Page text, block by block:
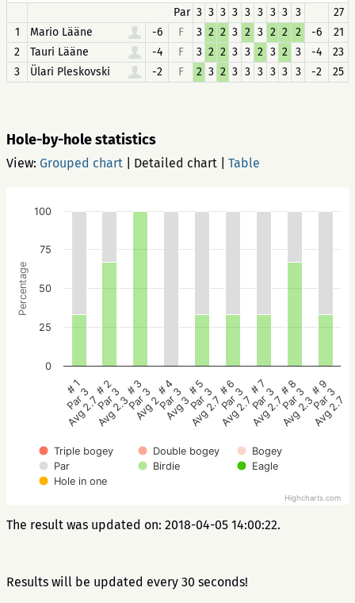
Par 3 3 3 3 3 3 3 3 3
27
1
Mario Lääne -6 F 3 2 2 3 2 3 2 2 2 -6
21
2
Tauri Lääne -4 F 3 2 2 3 3 2 3 2 3 -4
23
3
Ülari Pleskovski -2 F 2 3 2 3 3 3 3 3 3 -2 25
Hole-by-hole statistics
View: Grouped chart Detailed chart Table
Percentage
Triple bogey Double bogey
Bogey
Par
Birdie
Eagle
Hole in one
# 1
Par 3
Avg 2.7
# 2
Par 3
Avg 2.3
# 3
Par 3
Avg 2
# 4
Par 3
Avg 3
# 5
Par 3
Avg 2.7
# 6
Par 3
Avg 2.7
# 7
Par 3
Avg 2.7
# 8
Par 3
Avg 2.3
# 9
Par 3
Avg 2.7
0
25
50
75
100
Highcharts.com
The result was updated on: 2018-04-05 14:00:22.
Results will be updated every 30 seconds!